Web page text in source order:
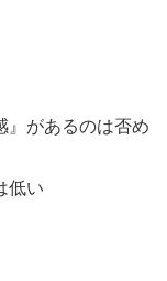
』があるのは否め
低い